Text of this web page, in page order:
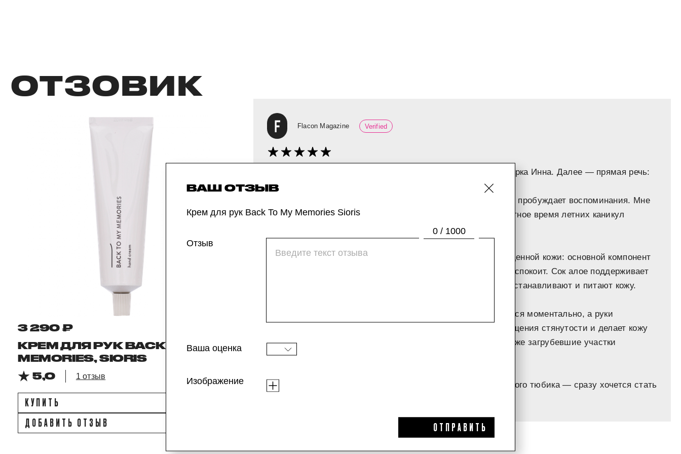
ОТЗОВИК
3 290 ₽
КРЕМ ДЛЯ РУК BACK TO MY
MEMORIES, SIORIS
5,0
1 отзыв
КУПИТЬ
ДОБАВИТЬ ОТЗЫВ
ВАШ ОТЗЫВ
Крем для рук Back To My Memories Sioris
Отзыв
0 / 1000
Ваша оценка
Изображение
ОТПРАВИТЬ
Flacon Magazine Verified
Крем для рук от корейского бренда протестировала редакторка Инна. Далее — прямая речь:
«Название оправдано — аромат этого крема действительно пробуждает воспоминания. Мне
отдушка напомнила полевые растения, перенеся в беззаботное время летних каникул
Крем подойдет для обладателей чувствительной и поврежденной кожи: основной компонент
в составе, не вода, а настой ромашки, который заживит и успокоит. Сок алое поддерживает
уровень увлажненности, а масла ши, оливы и периллы восстанавливают и питают кожу.
Текстура приятная, совершенно не жирная. Крем впитывается моментально, а руки
покрываются защитной пленкой, которая избавляет от ощущения стянутости и делает кожу
более гладкой. При регулярном применении смягчаются даже загрубевшие участки
на костяшках пальцев.
Ну и не можем не отметить лаконичный дизайн алюминиевого тюбика — сразу хочется стать